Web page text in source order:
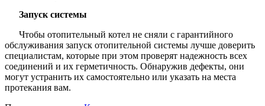
Запуск системы
Чтобы отопительный котел не сняли с гарантийного
обслуживания запуск отопительной системы лучше доверить
специалистам, которые при этом проверят надежность всех
соединений и их герметичность. Обнаружив дефекты, они
могут устранить их самостоятельно или указать на места
протекания вам.